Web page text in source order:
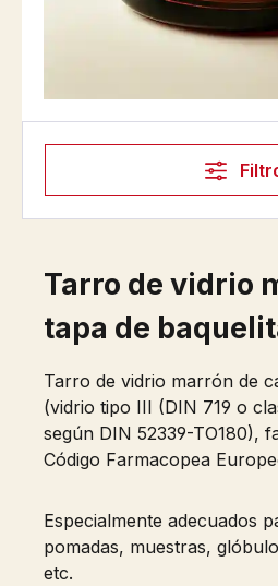
Tarro de vidrio
tapa de
Tarro de vidrio marrón de
(vidrio tipo III (DIN 719 o
según DIN 52339-TO180),
Código Farmacopea
Especialmente adecuados
pomadas, muestras,
etc.